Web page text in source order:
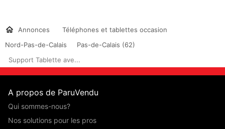
Annonces
Téléphones et tablettes occasion
Nord-Pas-de-Calais
Pas-de-Calais (62)
Support Tablette ave...
A propos de ParuVendu
Qui sommes-nous?
Nos solutions pour les pros